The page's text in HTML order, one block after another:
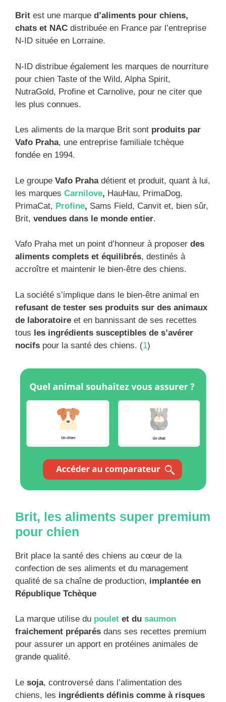
Brit est une marque d’aliments pour chiens,
chats et NAC distribuée en France par l’entreprise
N-ID située en Lorraine.
N-ID distribue également les marques de nourriture
pour chien Taste of the Wild, Alpha Spirit,
NutraGold, Profine et Carnolive, pour ne citer que
les plus connues.
Les aliments de la marque Brit sont produits par
Vafo Praha, une entreprise familiale tchèque
fondée en 1994.
Le groupe Vafo Prahadétient et produit, quant à lui,
les marques Carnilove, HauHau, PrimaDog,
PrimaCat, Profine, Sams Field, Canvit et, bien sûr,
Brit, vendues dans le monde entier.
Vafo Praha met un point d’honneur à proposer des
aliments complets et équilibrés, destinés à
accroître et maintenir le bien-être des chiens.
La société s’implique dans le bien-être animal en
refusant de tester ses produits sur des animaux
de laboratoire et en bannissant de ses recettes
tous les ingrédients susceptibles de s’avérer
nocifs pour la santé des chiens. (1)
Brit, les aliments super premium
pour chien
Brit place la santé des chiens au cœur de la
confection de ses aliments et du management
qualité de sa chaîne de production, implantée en
République Tchèque
La marque utilise du poulet et du saumon
fraichement préparés dans ses recettes premium
pour assurer un apport en protéines animales de
grande qualité.
Le soja, controversé dans l’alimentation des
chiens, les ingrédients définis comme à risques